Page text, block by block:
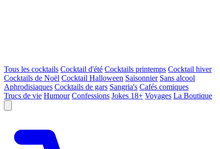
Tous les cocktails Cocktail d'été Cocktails printemps Cocktail hiver
Cocktails de Noël Cocktail Halloween Saisonnier Sans alcool
Aphrodisiaques Cocktails de gars Sangria's Cafés comiques
Trucs de vie Humour Confessions Jokes 18+ Voyages La Boutique